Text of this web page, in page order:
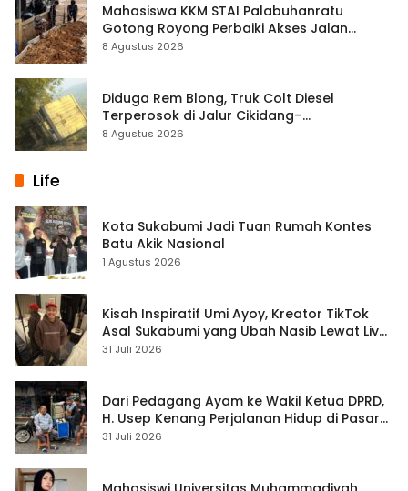
Mahasiswa KKM STAI Palabuhanratu
Gotong Royong Perbaiki Akses Jalan
Majelis Ta’lim di Sagaranten
8 Agustus 2026
Diduga Rem Blong, Truk Colt Diesel
Terperosok di Jalur Cikidang–
Palabuhanratu
8 Agustus 2026
Life
Kota Sukabumi Jadi Tuan Rumah Kontes
Batu Akik Nasional
1 Agustus 2026
Kisah Inspiratif Umi Ayoy, Kreator TikTok
Asal Sukabumi yang Ubah Nasib Lewat Live
Streaming
31 Juli 2026
Dari Pedagang Ayam ke Wakil Ketua DPRD,
H. Usep Kenang Perjalanan Hidup di Pasar
Cisaat
31 Juli 2026